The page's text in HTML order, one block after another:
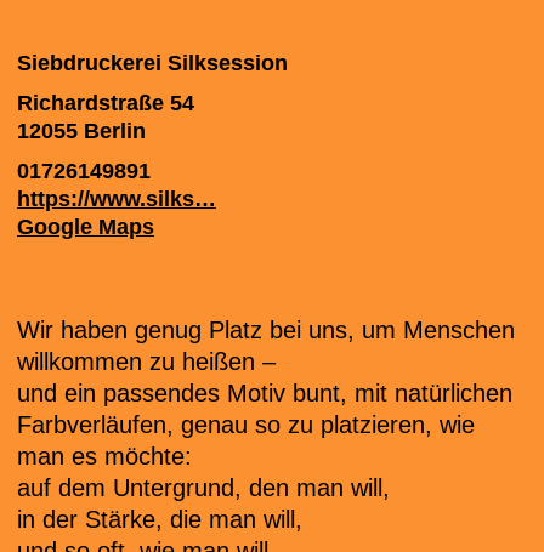
Siebdruckerei Silksession
Richardstraße 54
12055 Berlin
01726149891
https://www.silks…
Google Maps
Wir haben genug Platz bei uns, um Menschen
willkommen zu heißen –
und ein passendes Motiv bunt, mit natürlichen
Farbverläufen, genau so zu platzieren, wie
man es möchte:
auf dem Untergrund, den man will,
in der Stärke, die man will,